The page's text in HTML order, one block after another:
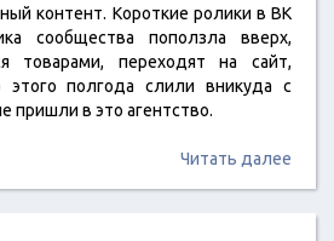
контент. Короткие ролики в ВК
сообщества поползла вверх,
товарами, переходят на сайт,
полгода слили вникуда с
пришли в это агентство.
Читать далее